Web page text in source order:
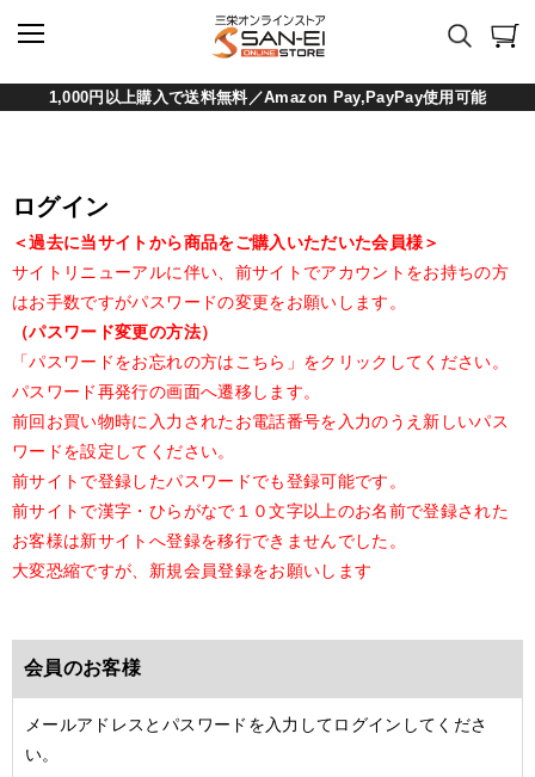
1,000円以上購入で送料無料／Amazon Pay,PayPay使用可能
ログイン
＜過去に当サイトから商品をご購入いただいた会員様＞
サイトリニューアルに伴い、前サイトでアカウントをお持ちの方
はお手数ですがパスワードの変更をお願いします。
（パスワード変更の方法）
「パスワードをお忘れの方はこちら」をクリックしてください。
パスワード再発行の画面へ遷移します。
前回お買い物時に入力されたお電話番号を入力のうえ新しいパス
ワードを設定してください。
前サイトで登録したパスワードでも登録可能です。
前サイトで漢字・ひらがなで１０文字以上のお名前で登録された
お客様は新サイトへ登録を移行できませんでした。
大変恐縮ですが、新規会員登録をお願いします
会員のお客様
メールアドレスとパスワードを入力してログインしてくださ
い。